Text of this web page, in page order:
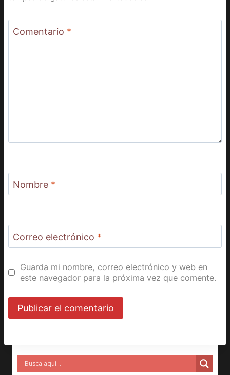
Comentario *
Nombre *
Correo electrónico *
Guarda mi nombre, correo electrónico y web en
este navegador para la próxima vez que comente.